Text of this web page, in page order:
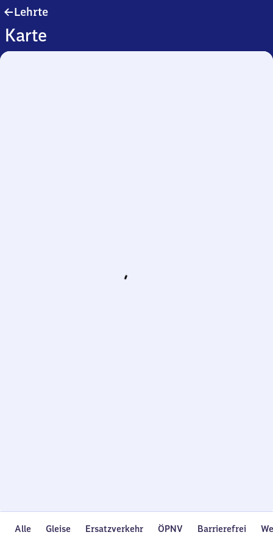
Lehrte
Karte
Alle Gleise Ersatzverkehr ÖPNV Barrierefrei